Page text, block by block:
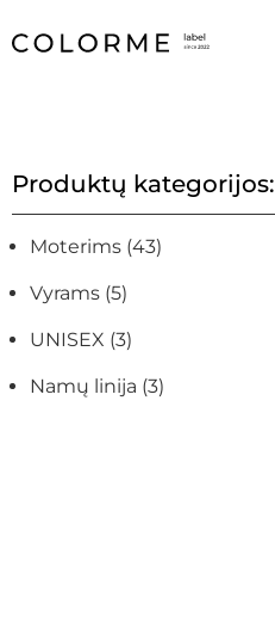
Produktų kategorijos:
Moterims (43)
Vyrams (5)
UNISEX (3)
Namų linija (3)